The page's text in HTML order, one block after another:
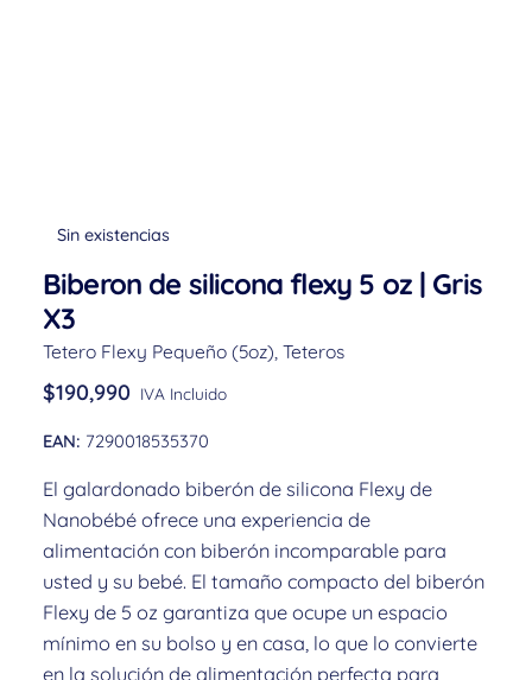
Sin existencias
Biberon de silicona flexy 5 oz | Gris
X3
Tetero Flexy Pequeño (5oz) Teteros
$190,990 IVA Incluido
EAN: 7290018535370
El galardonado biberón de silicona Flexy de
Nanobébé ofrece una experiencia de
alimentación con biberón incomparable para
usted y su bebé. El tamaño compacto del biberón
Flexy de 5 oz garantiza que ocupe un espacio
mínimo en su bolso y en casa, lo que lo convierte
en la solución de alimentación perfecta para